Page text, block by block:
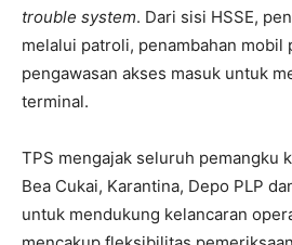
trouble system. Dari sisi HSSE,
melalui patroli, penambahan mobil
pengawasan akses masuk untuk
terminal.
TPS mengajak seluruh pemangku
Bea Cukai, Karantina, Depo PLP
untuk mendukung kelancaran